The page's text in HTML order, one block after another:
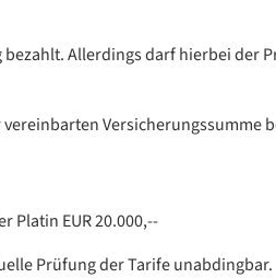
Allerdings darf hierbei der
Platin EUR 20.000,--
Prüfung der Tarife unabdingbar.